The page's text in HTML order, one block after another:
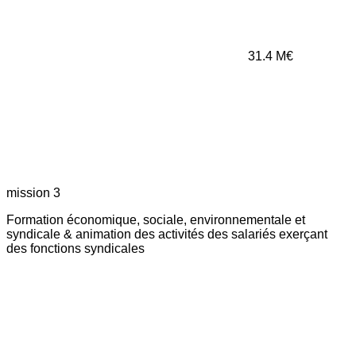
31.4 M€
mission 3
Formation économique, sociale, environnementale et
syndicale & animation des activités des salariés exerçant
des fonctions syndicales